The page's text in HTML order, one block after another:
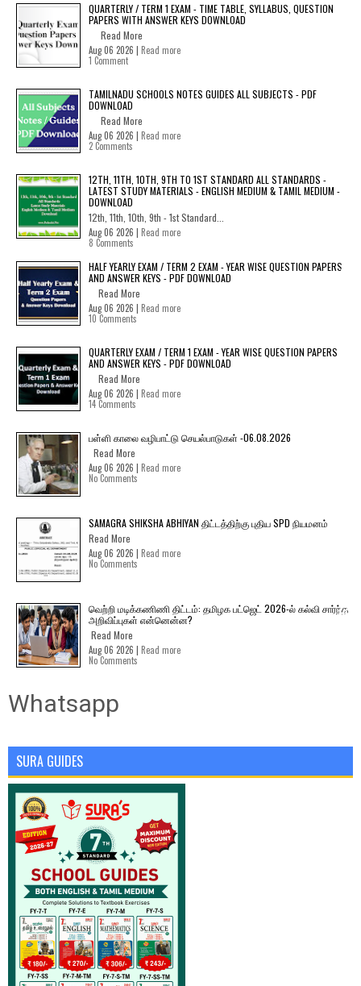
QUARTERLY / TERM 1 EXAM - TIME TABLE, SYLLABUS, QUESTION
PAPERS WITH ANSWER KEYS DOWNLOAD
Read More
Aug 06 2026 | Read more
1 Comment
TAMILNADU SCHOOLS NOTES GUIDES ALL SUBJECTS - PDF
DOWNLOAD
Read More
Aug 06 2026 | Read more
2 Comments
12TH, 11TH, 10TH, 9TH TO 1ST STANDARD ALL STANDARDS -
LATEST STUDY MATERIALS - ENGLISH MEDIUM & TAMIL MEDIUM -
DOWNLOAD
12th, 11th, 10th, 9th - 1st Standard...
Aug 06 2026 | Read more
8 Comments
HALF YEARLY EXAM / TERM 2 EXAM - YEAR WISE QUESTION PAPERS
AND ANSWER KEYS - PDF DOWNLOAD
Read More
Aug 06 2026 | Read more
10 Comments
QUARTERLY EXAM / TERM 1 EXAM - YEAR WISE QUESTION PAPERS
AND ANSWER KEYS - PDF DOWNLOAD
Read More
Aug 06 2026 | Read more
14 Comments
பள்ளி காலை வழிபாட்டு செயல்பாடுகள் -06.08.2026
Read More
Aug 06 2026 | Read more
No Comments
SAMAGRA SHIKSHA ABHIYAN திட்டத்திற்கு புதிய SPD நியமனம்
Read More
Aug 06 2026 | Read more
No Comments
வெற்றி மடிக்கணிணி திட்டம்: தமிழக பட்ஜெட் 2026-ல் கல்வி சார்ந்த
அறிவிப்புகள் என்னென்ன?
Read More
Aug 06 2026 | Read more
No Comments
Whatsapp
SURA GUIDES